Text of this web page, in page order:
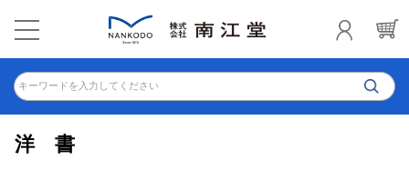
キーワードを入力してください
洋書